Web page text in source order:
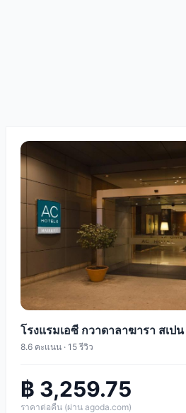
โรงแรมเอซี กวาดาลาฆารา สเปน
8.6 คะแนน · 15 รีวิว
฿ 3,259.75
ราคาต่อคืน (ผ่าน agoda.com)